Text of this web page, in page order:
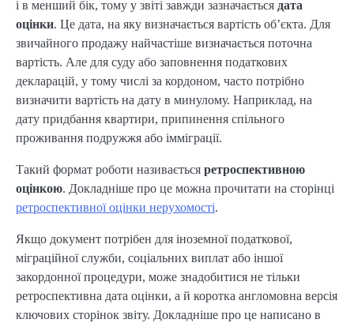
і в менший бік, тому у звіті завжди зазначається дата
оцінки. Це дата, на яку визначається вартість об’єкта. Для
звичайного продажу найчастіше визначається поточна
вартість. Але для суду або заповнення податкових
декларацій, у тому числі за кордоном, часто потрібно
визначити вартість на дату в минулому. Наприклад, на
дату придбання квартири, припинення спільного
проживання подружжя або імміграції.
Такий формат роботи називається ретроспективною
оцінкою. Докладніше про це можна прочитати на сторінці
ретроспективної оцінки нерухомості.
Якщо документ потрібен для іноземної податкової,
міграційної служби, соціальних виплат або іншої
закордонної процедури, може знадобитися не тільки
ретроспективна дата оцінки, а й коротка англомовна версія
ключових сторінок звіту. Докладніше про це написано в